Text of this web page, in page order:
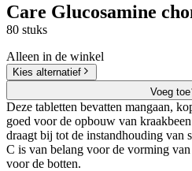
Care Glucosamine
80 stuks
Alleen in de winkel
Kies alternatief
Voeg toe
Deze tabletten bevatten mangaan,
goed voor de opbouw van
draagt bij tot de instandhouding van
C is van belang voor de vorming
voor de botten.